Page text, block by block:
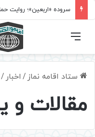
فهرست
ستاد اقامه نماز / اخبار /
مقالات و